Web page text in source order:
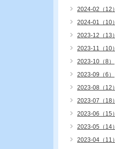
2024-02（12）
2024-01（10）
2023-12（13）
2023-11（10）
2023-10（8）
2023-09（6）
2023-08（12）
2023-07（18）
2023-06（15）
2023-05（14）
2023-04（11）